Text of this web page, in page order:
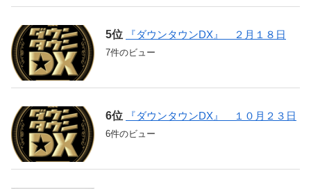
『ダウンタウンDX』 ２月１８日
7件のビュー
『ダウンタウンDX』 １０月２３日
6件のビュー